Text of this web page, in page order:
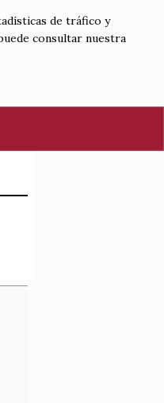
de tráfico y
consultar nuestra